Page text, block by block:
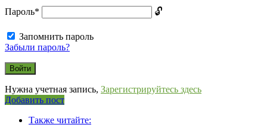
Пароль*
Запомнить пароль
Забыли пароль?
Нужна учетная запись, Зарегистрируйтесь здесь
Боковая
Добавить пост
120x600Также читайте: